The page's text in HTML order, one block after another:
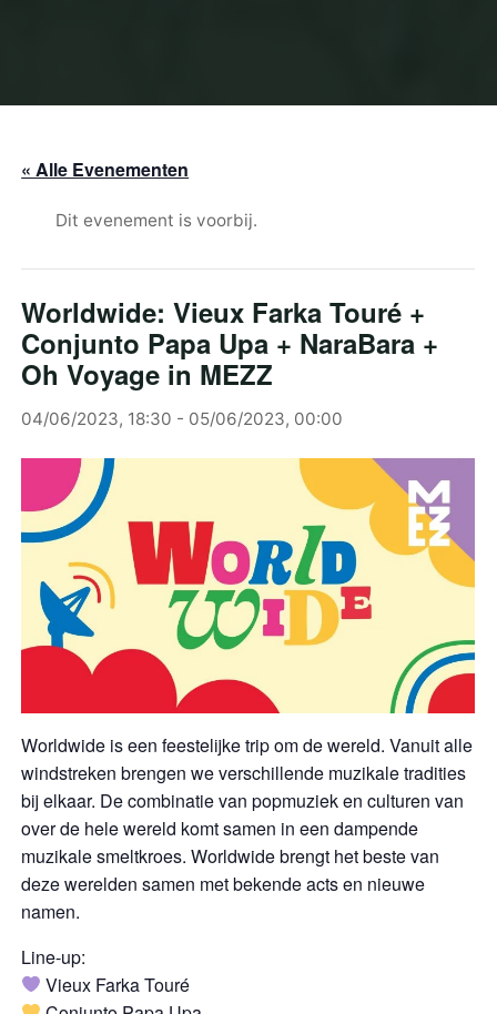
« Alle Evenementen
Dit evenement is voorbij.
Worldwide: Vieux Farka Touré +
Conjunto Papa Upa + NaraBara +
Oh Voyage in MEZZ
04/06/2023, 18:30 - 05/06/2023, 00:00
Worldwide is een feestelijke trip om de wereld. Vanuit alle
windstreken brengen we verschillende muzikale tradities
bij elkaar. De combinatie van popmuziek en culturen van
over de hele wereld komt samen in een dampende
muzikale smeltkroes. Worldwide brengt het beste van
deze werelden samen met bekende acts en nieuwe
namen.
Line-up:
Vieux Farka Touré